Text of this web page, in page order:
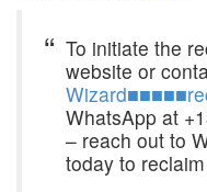
To initiate the
website or
WhatsApp at
– reach out to
today to